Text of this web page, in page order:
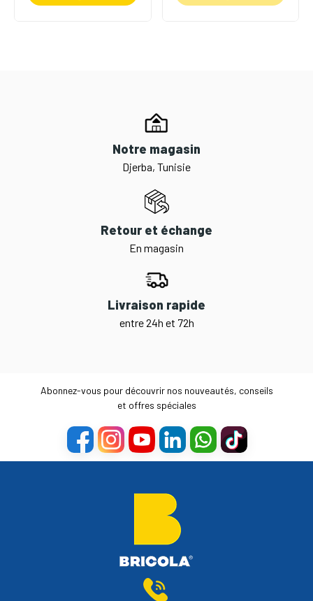
Notre magasin
Djerba, Tunisie
Retour et échange
En magasin
Livraison rapide
entre 24h et 72h
Abonnez-vous pour découvrir nos nouveautés, conseils
et offres spéciales